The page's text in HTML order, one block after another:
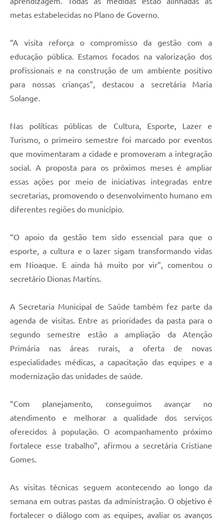
metas estabelecidas no Plano de Governo.
“A visita reforça o compromisso da gestão com a
educação pública. Estamos focados na valorização dos
profissionais e na construção de um ambiente positivo
para nossas crianças”, destacou a secretária Maria
Solange.
Nas políticas públicas de Cultura, Esporte, Lazer e
Turismo, o primeiro semestre foi marcado por eventos
que movimentaram a cidade e promoveram a integração
social. A proposta para os próximos meses é ampliar
essas ações por meio de iniciativas integradas entre
secretarias, promovendo o desenvolvimento humano em
diferentes regiões do município.
“O apoio da gestão tem sido essencial para que o
esporte, a cultura e o lazer sigam transformando vidas
em Nioaque. E ainda há muito por vir”, comentou o
secretário Dionas Martins.
A Secretaria Municipal de Saúde também fez parte da
agenda de visitas. Entre as prioridades da pasta para o
segundo semestre estão a ampliação da Atenção
Primária nas áreas rurais, a oferta de novas
especialidades médicas, a capacitação das equipes e a
modernização das unidades de saúde.
“Com planejamento, conseguimos avançar no
atendimento e melhorar a qualidade dos serviços
oferecidos à população. O acompanhamento próximo
fortalece esse trabalho”, afirmou a secretária Cristiane
Gomes.
As visitas técnicas seguem acontecendo ao longo da
semana em outras pastas da administração. O objetivo é
fortalecer o diálogo com as equipes, avaliar os avanços